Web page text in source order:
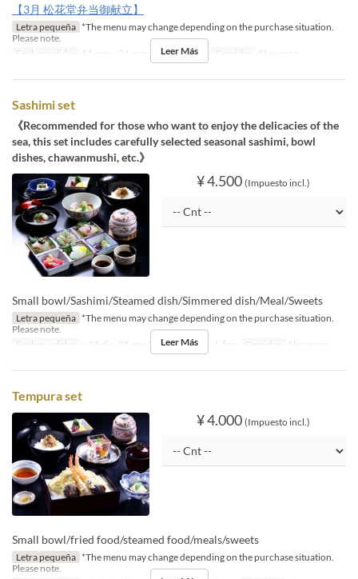
【3月 松花堂弁当御献立】
Letra pequeña *The menu may change depending on the purchase situation.
Please note.
Fechas validas
11 ene ~ 31 mar Día s, d, fies Comidas Almuerzo
Leer Más
Sashimi set
《Recommended for those who want to enjoy the delicacies of the
sea, this set includes carefully selected seasonal sashimi, bowl
dishes, chawanmushi, etc.》
¥ 4.500 (Impuesto incl.)
Small bowl/Sashimi/Steamed dish/Simmered dish/Meal/Sweets
Letra pequeña *The menu may change depending on the purchase situation.
Please note.
Fechas validas
~ 25 dic, 05 ene 2027 ~ Día s, d, fies Comidas Almuerzo
Leer Más
Tempura set
¥ 4.000 (Impuesto incl.)
Small bowl/fried food/steamed food/meals/sweets
Letra pequeña *The menu may change depending on the purchase situation.
Please note.